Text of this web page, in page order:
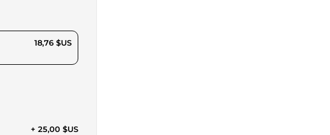
18,76 $US
+ 25,00 $US